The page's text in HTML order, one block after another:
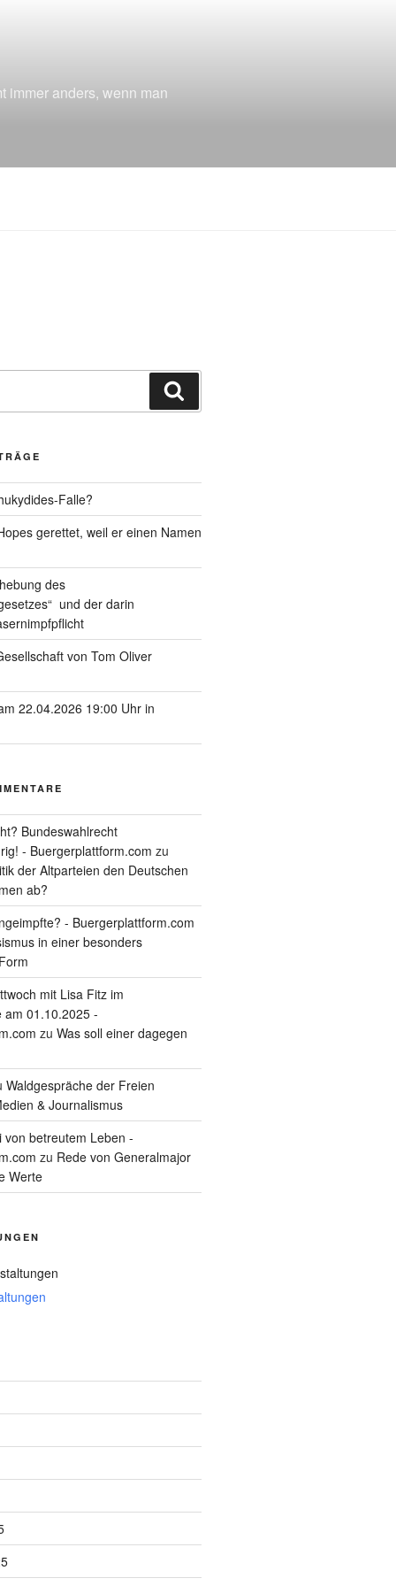
immer anders, wenn man
Falle?
gerettet, weil er einen Namen
des
und der darin
von Tom Oliver
22.04.2026 19:00 Uhr in
Bundeswahlrecht
- Buergerplattform.com zu
der Altparteien den Deutschen
ab?
- Buergerplattform.com
in einer besonders
mit Lisa Fitz im
am 01.10.2025 -
zu Was soll einer dagegen
Waldgespräche der Freien
& Journalismus
von betreutem Leben -
zu Rede von Generalmajor
Werte